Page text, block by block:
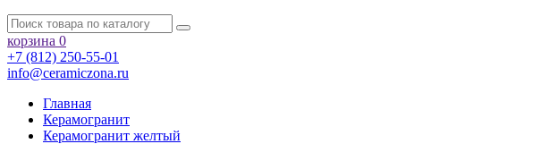
корзина 0
+7 (812) 250-55-01
info@ceramiczona.ru
Главная
Керамогранит
Керамогранит желтый